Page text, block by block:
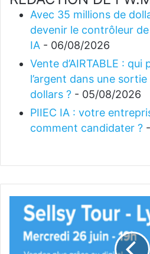
Avec 35 millions de
devenir le contrôleur
IA - 06/08/2026
Vente d’AIRTABLE :
l’argent dans une
dollars ? - 05/08/2026
PIIEC IA : votre
comment candidater ?